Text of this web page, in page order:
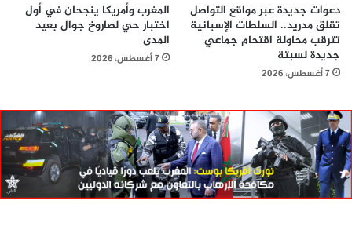
دعوات جديدة عبر مواقع التواصل
تقلق مدريد.. السلطات الإسبانية
تترقب محاولة اقتحام جماعي
جديدة لسبتة
7 أغسطس، 2026
المغرب وأمريكا ينجحان في أول
اختبار حي لصاروخ جوال بعيد
المدى
7 أغسطس، 2026